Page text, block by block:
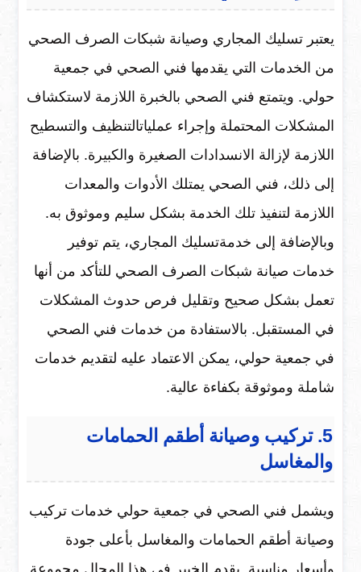
يعتبر تسليك المجاري وصيانة شبكات الصرف الصحي
من الخدمات التي يقدمها فني الصحي في جمعية
حولي. ويتمتع فني الصحي بالخبرة اللازمة لاستكشاف
المشكلات المحتملة وإجراء عملياتالتنظيف والتسطيح
اللازمة لإزالة الانسدادات الصغيرة والكبيرة. بالإضافة
إلى ذلك، فني الصحي يمتلك الأدوات والمعدات
اللازمة لتنفيذ تلك الخدمة بشكل سليم وموثوق به.
وبالإضافة إلى خدمةتسليك المجاري، يتم توفير
خدمات صيانة شبكات الصرف الصحي للتأكد من أنها
تعمل بشكل صحيح وتقليل فرص حدوث المشكلات
في المستقبل. بالاستفادة من خدمات فني الصحي
في جمعية حولي، يمكن الاعتماد عليه لتقديم خدمات
شاملة وموثوقة بكفاءة عالية.
5. تركيب وصيانة أطقم الحمامات
والمغاسل
ويشمل فني الصحي في جمعية حولي خدمات تركيب
وصيانة أطقم الحمامات والمغاسل بأعلى جودة